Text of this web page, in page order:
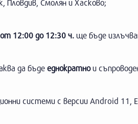
Смолян и Хасково;
от 12:00 до 12:30 ч. ще бъде
да бъде еднократнои
системи с версии Android 11,